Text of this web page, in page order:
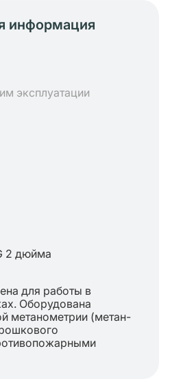
информация
эксплуатации
2 дюйма
для работы в
Оборудована
метанометрии (метан-